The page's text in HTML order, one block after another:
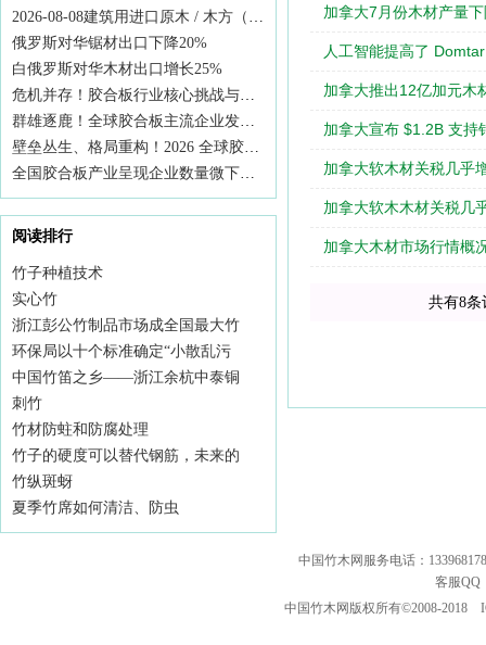
2026‑08‑08建筑用进口原木 / 木方（太仓、日照港）行情
俄罗斯对华锯材出口下降20%
白俄罗斯对华木材出口增长25%
危机并存！胶合板行业核心挑战与企业未来突围路径
群雄逐鹿！全球胶合板主流企业发展现状与赛道选择
壁垒丛生、格局重构！2026 全球胶合板市场行情深度解析
全国胶合板产业呈现企业数量微下降、总生产能力基本稳定
阅读排行
竹子种植技术
实心竹
浙江彭公竹制品市场成全国最大竹
环保局以十个标准确定“小散乱污
中国竹笛之乡——浙江余杭中泰铜
刺竹
竹材防蛀和防腐处理
竹子的硬度可以替代钢筋，未来的
竹纵斑蚜
夏季竹席如何清洁、防虫
加拿大7月份木材产量
人工智能提高了
加拿大推出12亿加元木
加拿大宣布 $1.2B 支持
加拿大软木材关税几乎
加拿大软木木材关税几
加拿大木材市场行情概
共有8
中国竹木网服务电话：
客服QQ
中国竹木网版权所有©2008-2018